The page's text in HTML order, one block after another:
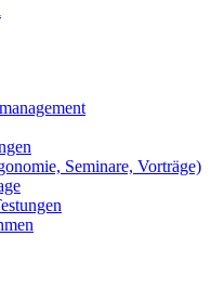
Seminare, Vorträge)